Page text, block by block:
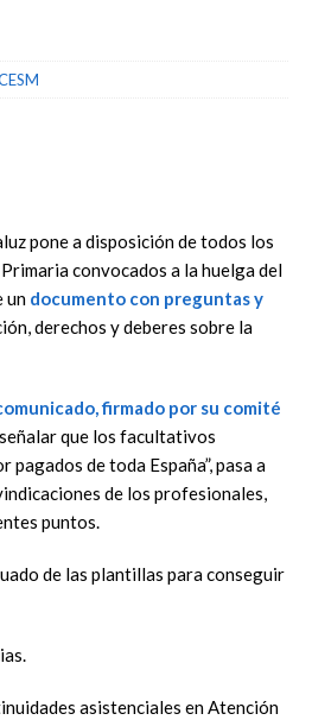
pone a disposición de todos los
convocados a la huelga del
un documento con preguntas y
derechos y deberes sobre la
firmado por su comité
que los facultativos
pagados de toda España”, pasa a
de los profesionales,
puntos.
de las plantillas para conseguir
asistenciales en Atención